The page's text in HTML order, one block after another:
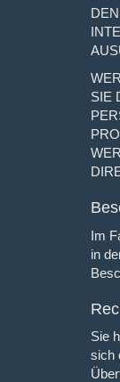
SIE
Im
in
Sie
sich